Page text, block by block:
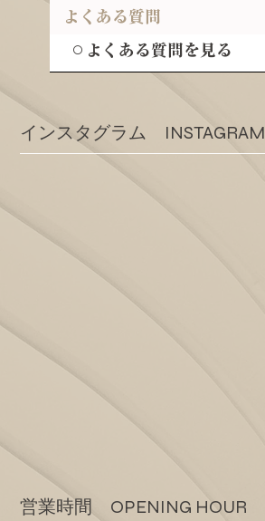
よくある質問
⚪︎よくある質問を見る
​インスタグラム INSTAGRAM
​営業時間 OPENING HOUR